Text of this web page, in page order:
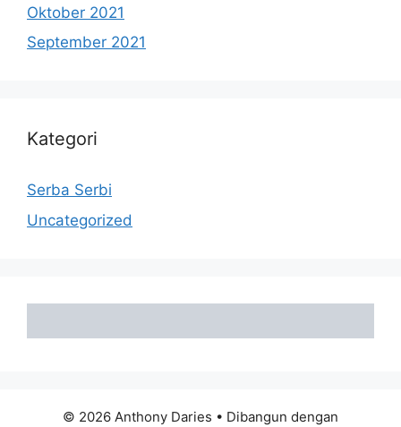
Oktober 2021
September 2021
Kategori
Serba Serbi
Uncategorized
© 2026 Anthony Daries • Dibangun dengan